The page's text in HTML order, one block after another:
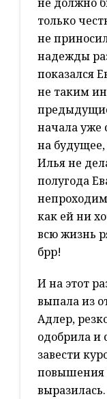
только
не
надежды
показался
не таким
начала уже
на
Илья не
полугода
как ей ни
всю жизнь
брр!
И на этот
выпала из
Адлер,
одобрила и
завести
повышения
выразилась.